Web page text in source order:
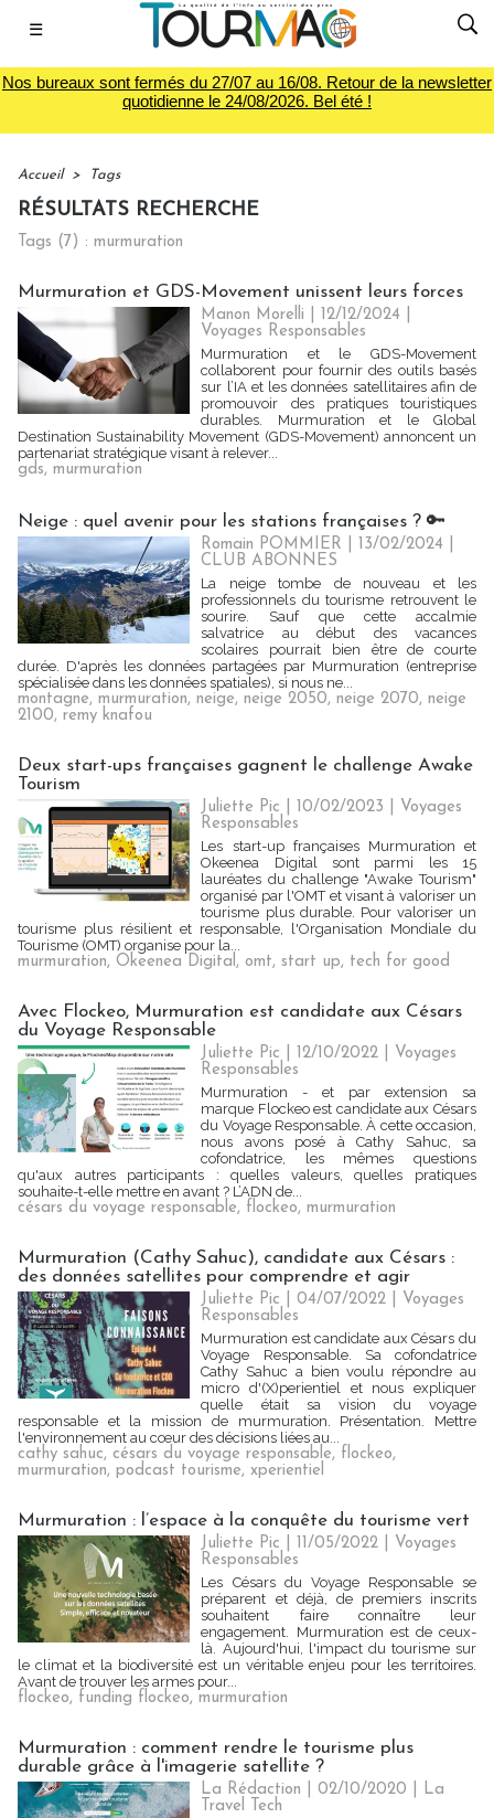
☰
Nos bureaux sont fermés du 27/07 au 16/08. Retour de la newsletter
quotidienne le 24/08/2026. Bel été !
Accueil > Tags
RÉSULTATS RECHERCHE
Tags (7) : murmuration
Murmuration et GDS-Movement unissent leurs forces
Manon Morelli | 12/12/2024
Voyages Responsables
Murmuration et le GDS-Movement
collaborent pour fournir des outils basés
sur l’IA et les données satellitaires afin de
promouvoir des pratiques touristiques
durables. Murmuration et le Global
Destination Sustainability Movement (GDS-Movement) annoncent un
partenariat stratégique visant à relever...
gds, murmuration
Neige : quel avenir pour les stations françaises ? 🔑
Romain POMMIER | 13/02/2024
CLUB ABONNES
La neige tombe de nouveau et les
professionnels du tourisme retrouvent le
sourire. Sauf que cette accalmie
salvatrice au début des vacances
scolaires pourrait bien être de courte
durée. D'après les données partagées par Murmuration (entreprise
spécialisée dans les données spatiales), si nous ne...
montagne, murmuration, neige, neige 2050, neige 2070, neige
2100, remy knafou
Deux start-ups françaises gagnent le challenge Awake
Tourism
Juliette Pic | 10/02/2023
Voyages
Responsables
Les start-up françaises Murmuration et
Okeenea Digital sont parmi les 15
lauréates du challenge "Awake Tourism"
organisé par l'OMT et visant à valoriser un
tourisme plus durable. Pour valoriser un
tourisme plus résilient et responsable, l'Organisation Mondiale du
Tourisme (OMT) organise pour la...
murmuration, Okeenea Digital, omt, start up, tech for good
Avec Flockeo, Murmuration est candidate aux Césars
du Voyage Responsable
Juliette Pic | 12/10/2022
Voyages
Responsables
Murmuration - et par extension sa
marque Flockeo est candidate aux Césars
du Voyage Responsable. À cette occasion,
nous avons posé à Cathy Sahuc, sa
cofondatrice, les mêmes questions
qu'aux autres participants : quelles valeurs, quelles pratiques
souhaite-t-elle mettre en avant ? L’ADN de...
césars du voyage responsable, flockeo, murmuration
Murmuration (Cathy Sahuc), candidate aux Césars :
des données satellites pour comprendre et agir
Juliette Pic | 04/07/2022
Voyages
Responsables
Murmuration est candidate aux Césars du
Voyage Responsable. Sa cofondatrice
Cathy Sahuc a bien voulu répondre au
micro d'(X)perientiel et nous expliquer
quelle était sa vision du voyage
responsable et la mission de murmuration. Présentation. Mettre
l'environnement au cœur des décisions liées au...
cathy sahuc, césars du voyage responsable, flockeo,
murmuration, podcast tourisme, xperientiel
Murmuration : l’espace à la conquête du tourisme vert
Juliette Pic | 11/05/2022
Voyages
Responsables
Les Césars du Voyage Responsable se
préparent et déjà, de premiers inscrits
souhaitent faire connaître leur
engagement. Murmuration est de ceux-
là. Aujourd'hui, l'impact du tourisme sur
le climat et la biodiversité est un véritable enjeu pour les territoires.
Avant de trouver les armes pour...
flockeo, funding flockeo, murmuration
Murmuration : comment rendre le tourisme plus
durable grâce à l'imagerie satellite ?
La Rédaction | 02/10/2020
La
Travel Tech